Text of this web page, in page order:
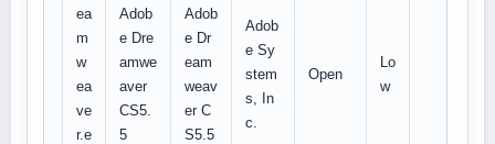
ea
m
w
ea
ve
r.e
Adob
e Dre
amwe
aver
CS5.
5
Adob
e Dr
eam
weav
er C
S5.5
Adob
e Sy
stem
s, In
c.
Open
Lo
w